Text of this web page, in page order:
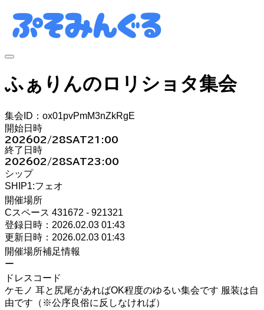
ふぁりんのロリショタ集会
集会ID：ox01pvPmM3nZkRgE
開始日時
202602/28SAT21:00
終了日時
202602/28SAT23:00
シップ
SHIP1:フェオ
開催場所
Cスペース 431672 - 921321
登録日時：2026.02.03 01:43
更新日時：2026.02.03 01:43
開催場所補足情報
ー
ドレスコード
ケモノ 耳と尻尾があればOK程度のゆるい集会です 服装は自
由です（※公序良俗に反しなければ）